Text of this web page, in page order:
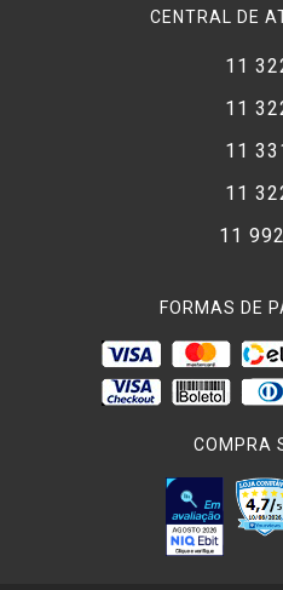
CENTRAL DE
11
11
11
11
11
FORMAS DE
COMPRA